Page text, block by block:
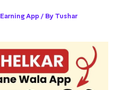
Earning App / By Tushar